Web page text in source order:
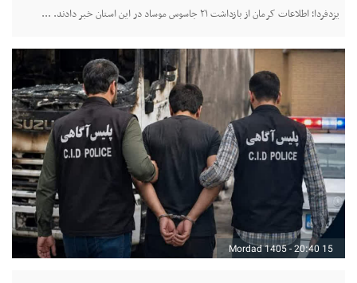
یزدفردا؛ اطلاعات کرمان از بازداشت ۲۱ جاسوس موساد در این استان خبر دادند. ...
15 Mordad 1405 - 20:40